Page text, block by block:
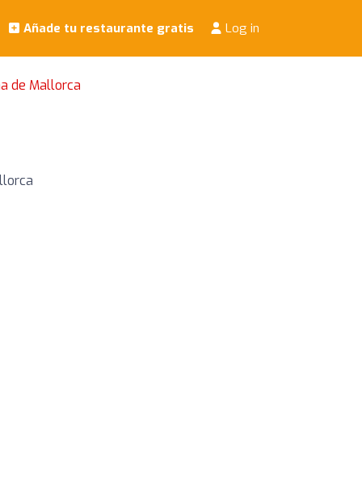
Añade tu restaurante gratis Log in
de Mallorca